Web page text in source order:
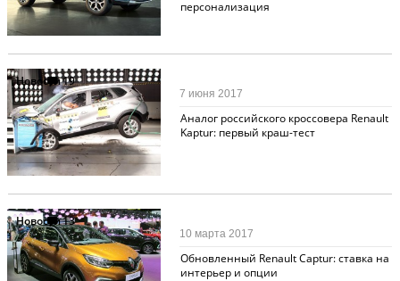
персонализация
Новости19
Аналог российского кроссовера Renault
Kaptur: первый краш-тест
7 июня 2017
Новости13
Обновленный Renault Captur: ставка на
интерьер и опции
10 марта 2017